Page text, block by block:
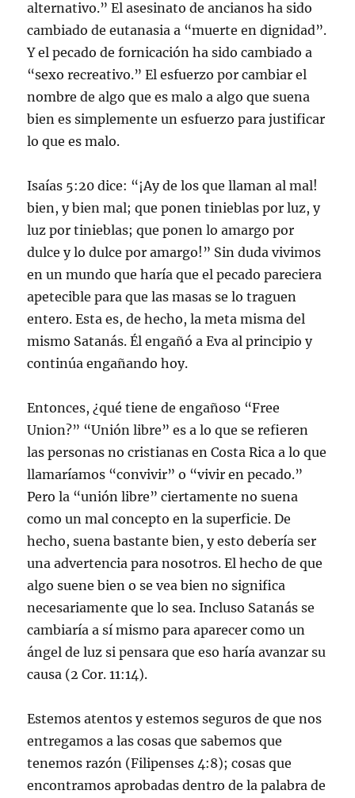
alternativo.” El asesinato de ancianos ha sido
cambiado de eutanasia a “muerte en dignidad”.
Y el pecado de fornicación ha sido cambiado a
“sexo recreativo.” El esfuerzo por cambiar el
nombre de algo que es malo a algo que suena
bien es simplemente un esfuerzo para justificar
lo que es malo.
Isaías 5:20 dice: “¡Ay de los que llaman al mal!
bien, y bien mal; que ponen tinieblas por luz, y
luz por tinieblas; que ponen lo amargo por
dulce y lo dulce por amargo!” Sin duda vivimos
en un mundo que haría que el pecado pareciera
apetecible para que las masas se lo traguen
entero. Esta es, de hecho, la meta misma del
mismo Satanás. Él engañó a Eva al principio y
continúa engañando hoy.
Entonces, ¿qué tiene de engañoso “Free
Union?” “Unión libre” es a lo que se refieren
las personas no cristianas en Costa Rica a lo que
llamaríamos “convivir” o “vivir en pecado.”
Pero la “unión libre” ciertamente no suena
como un mal concepto en la superficie. De
hecho, suena bastante bien, y esto debería ser
una advertencia para nosotros. El hecho de que
algo suene bien o se vea bien no significa
necesariamente que lo sea. Incluso Satanás se
cambiaría a sí mismo para aparecer como un
ángel de luz si pensara que eso haría avanzar su
causa (2 Cor. 11:14).
Estemos atentos y estemos seguros de que nos
entregamos a las cosas que sabemos que
tenemos razón (Filipenses 4:8); cosas que
encontramos aprobadas dentro de la palabra de